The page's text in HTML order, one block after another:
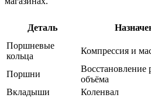
Деталь
Поршневые
кольца
Компрессия и
Поршни
Восстановление
объёма
Вкладыши
Коленвал